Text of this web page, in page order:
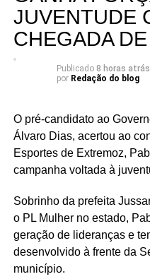
diálogo com a população
com o futuro dos
JUVENTUDE
CHEGADA
Publicado 8 horas atrás
por Redação do blog
O pré-candidato ao
Álvaro Dias, acertou ao
Esportes de Extremoz,
campanha voltada à
Sobrinho da prefeita
o PL Mulher no estado,
geração de lideranças e
desenvolvido à frente da
município.